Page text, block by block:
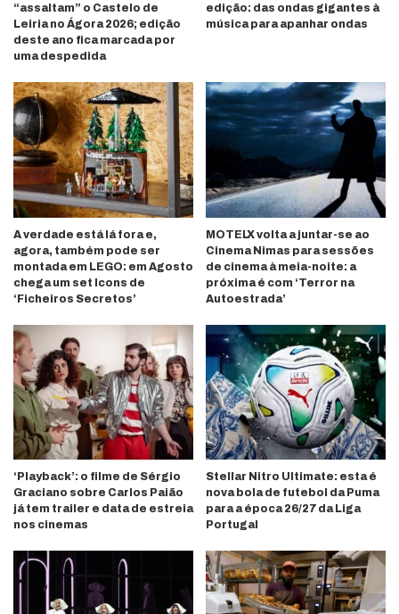
“assaltam” o Castelo de
Leiria no Ágora 2026; edição
deste ano fica marcada por
uma despedida
edição: das ondas gigantes à
música para apanhar ondas
A verdade está lá fora e,
agora, também pode ser
montada em LEGO: em Agosto
chega um set Icons de
‘Ficheiros Secretos’
MOTELX volta a juntar-se ao
Cinema Nimas para sessões
de cinema à meia-noite: a
próxima é com ‘Terror na
Autoestrada’
‘Playback’: o filme de Sérgio
Graciano sobre Carlos Paião
já tem trailer e data de estreia
nos cinemas
Stellar Nitro Ultimate: esta é
nova bola de futebol da Puma
para a época 26/27 da Liga
Portugal